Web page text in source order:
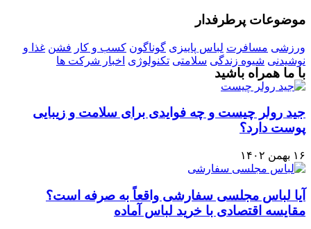
موضوعات پرطرفدار
ورزشی مسافرت لباس پاییزی گوناگون کسب و کار فشن غذا و
نوشیدنی شیوه زندگی سلامتی تکنولوژی اخبار شرکت ها
با ما همراه باشید
جید رولر چیست و چه فوایدی برای سلامت و زیبایی
پوست دارد؟
۱۶ بهمن ۱۴۰۲
آیا لباس مجلسی سفارشی واقعاً به صرفه است؟
مقایسه اقتصادی با خرید لباس آماده